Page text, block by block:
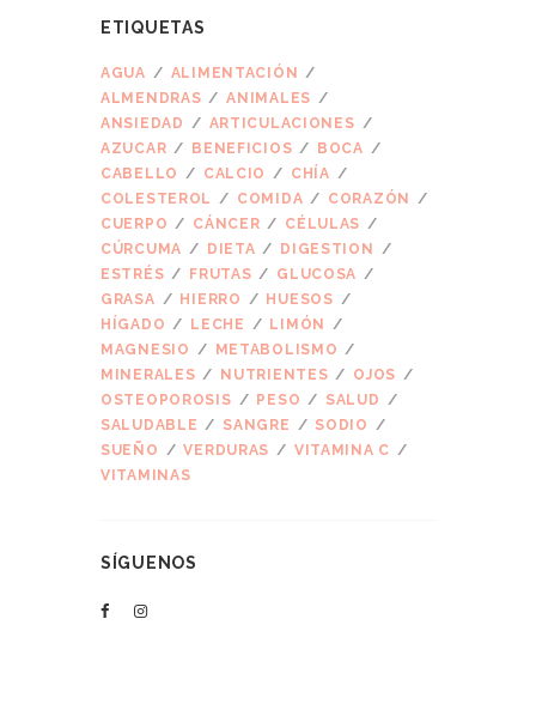
ETIQUETAS
AGUA
ALIMENTACIÓN
ALMENDRAS
ANIMALES
ANSIEDAD
ARTICULACIONES
AZUCAR
BENEFICIOS
BOCA
CABELLO
CALCIO
CHÍA
COLESTEROL
COMIDA
CORAZÓN
CUERPO
CÁNCER
CÉLULAS
CÚRCUMA
DIETA
DIGESTION
ESTRÉS
FRUTAS
GLUCOSA
GRASA
HIERRO
HUESOS
HÍGADO
LECHE
LIMÓN
MAGNESIO
METABOLISMO
MINERALES
NUTRIENTES
OJOS
OSTEOPOROSIS
PESO
SALUD
SALUDABLE
SANGRE
SODIO
SUEÑO
VERDURAS
VITAMINA C
VITAMINAS
SÍGUENOS